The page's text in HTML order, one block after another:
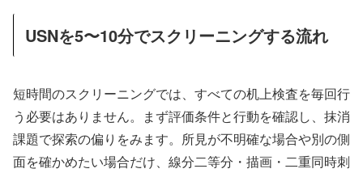
USNを5〜10分でスクリーニングする流れ
短時間のスクリーニングでは、すべての机上検査を毎回行
う必要はありません。まず評価条件と行動を確認し、抹消
課題で探索の偏りをみます。所見が不明確な場合や別の側
面を確かめたい場合だけ、線分二等分・描画・二重同時刺